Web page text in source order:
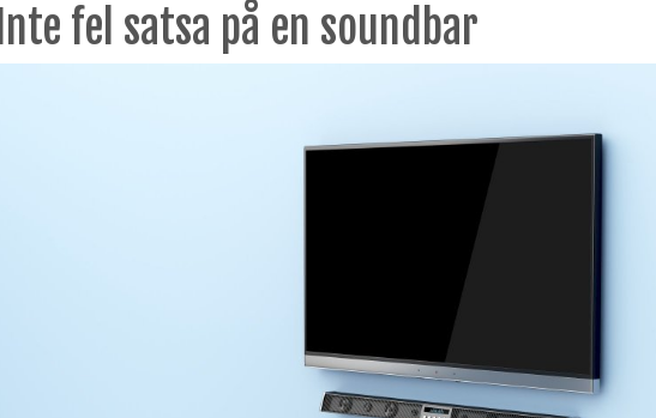
Inte fel satsa på en soundbar